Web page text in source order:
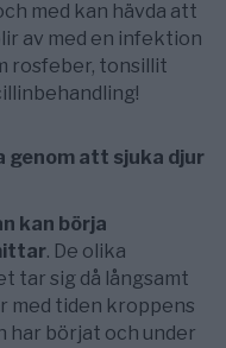
med kan hävda att
av med en infektion
rosfeber, tonsillit
genom att sjuka djur
kan börja
. De olika
tar sig då långsamt
med tiden kroppens
har börjat och under